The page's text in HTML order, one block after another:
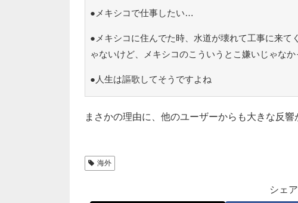
●メキシコで仕事したい…
●メキシコに住んでた時、水道が壊れて工事に来て
ゃないけど、メキシコのこういうとこ嫌いじゃなか
●人生は謳歌してそうですよね
まさかの理由に、他のユーザーからも大きな反響
海外
シェ